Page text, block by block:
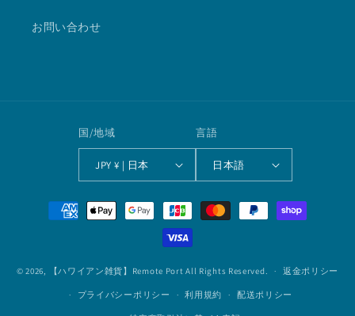
お問い合わせ
国/地域
JPY ¥ | 日本
言語
日本語
法
© 2026, 【ハワイアン雑貨】Remote Port All Rights Reserved. 返金ポリシー
プライバシーポリシー 利用規約 配送ポリシー